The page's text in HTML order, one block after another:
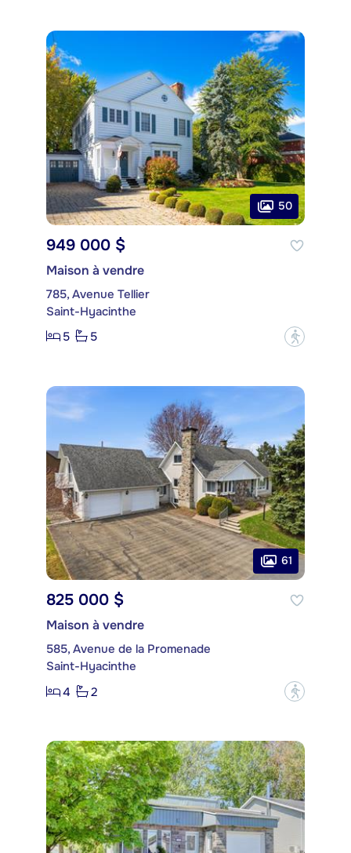
50
949 000 $
Maison à vendre
785, Avenue Tellier
Saint-Hyacinthe
5
5 ?
61
825 000 $
Maison à vendre
585, Avenue de la Promenade
Saint-Hyacinthe
4
2 ?